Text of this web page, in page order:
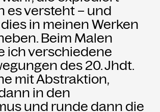
es versteht – und
in meinen Werken
Beim Malen
ich verschiedene
des 20. Jhdt.
mit Abstraktion,
in den
und runde dann die